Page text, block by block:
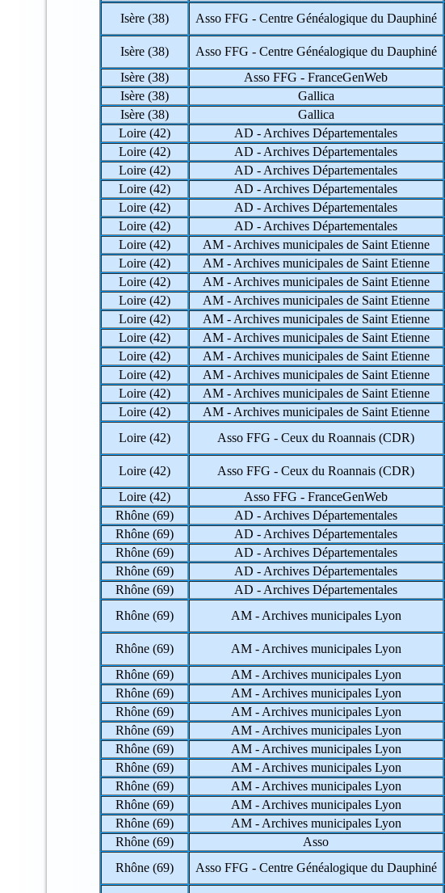
Isère (38)
Asso FFG - Centre Généalogique du Dauphiné
Isère (38)
Asso FFG - Centre Généalogique du Dauphiné
Isère (38)
Asso FFG - FranceGenWeb
Isère (38)
Gallica
Isère (38)
Gallica
Loire (42)
AD - Archives Départementales
Loire (42)
AD - Archives Départementales
Loire (42)
AD - Archives Départementales
Loire (42)
AD - Archives Départementales
Loire (42)
AD - Archives Départementales
Loire (42)
AD - Archives Départementales
Loire (42)
AM - Archives municipales de Saint Etienne
Loire (42)
AM - Archives municipales de Saint Etienne
Loire (42)
AM - Archives municipales de Saint Etienne
Loire (42)
AM - Archives municipales de Saint Etienne
Loire (42)
AM - Archives municipales de Saint Etienne
Loire (42)
AM - Archives municipales de Saint Etienne
Loire (42)
AM - Archives municipales de Saint Etienne
Loire (42)
AM - Archives municipales de Saint Etienne
Loire (42)
AM - Archives municipales de Saint Etienne
Loire (42)
AM - Archives municipales de Saint Etienne
Loire (42)
Asso FFG - Ceux du Roannais (CDR)
Loire (42)
Asso FFG - Ceux du Roannais (CDR)
Loire (42)
Asso FFG - FranceGenWeb
Rhône (69)
AD - Archives Départementales
Rhône (69)
AD - Archives Départementales
Rhône (69)
AD - Archives Départementales
Rhône (69)
AD - Archives Départementales
Rhône (69)
AD - Archives Départementales
Rhône (69)
AM - Archives municipales Lyon
Rhône (69) AM - Archives municipales Lyon
Rhône (69)
AM - Archives municipales Lyon
Rhône (69)
AM - Archives municipales Lyon
Rhône (69)
AM - Archives municipales Lyon
Rhône (69)
AM - Archives municipales Lyon
Rhône (69)
AM - Archives municipales Lyon
Rhône (69)
AM - Archives municipales Lyon
Rhône (69)
AM - Archives municipales Lyon
Rhône (69)
AM - Archives municipales Lyon
Rhône (69)
AM - Archives municipales Lyon
Rhône (69)
Asso
Rhône (69)
Asso FFG - Centre Généalogique du Dauphiné